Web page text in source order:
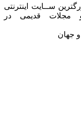
ســایت اینترنتی
مجلات قدیمی در
و جهان